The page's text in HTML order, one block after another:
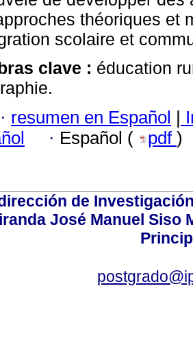
théoriques et
scolaire et
clave : éducation
· resumen en Español |
· Español ( pdf )
de
José Manuel Siso